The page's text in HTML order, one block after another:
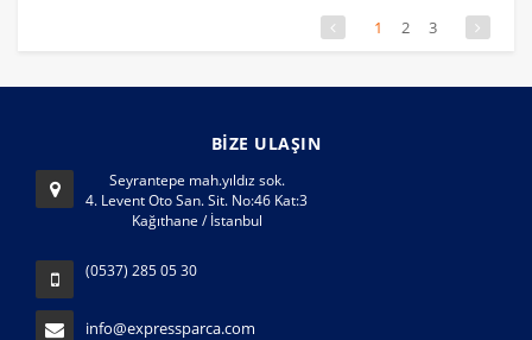
1 2 3
BİZE ULAŞIN
Seyrantepe mah.yıldız sok.
4. Levent Oto San. Sit. No:46 Kat:3
Kağıthane / İstanbul
(0537) 285 05 30
info@expressparca.com